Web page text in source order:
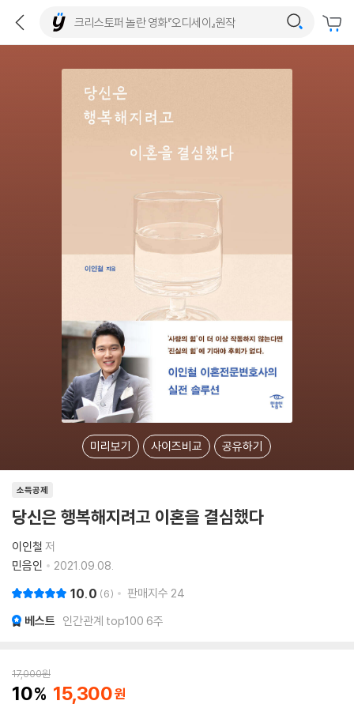
미리보기 사이즈비교 공유하기
소득공제
당신은 행복해지려고 이혼을 결심했다
이인철 저
민음인
2021.09.08.
10.0 6 판매지수 24
베스트 인간관계 top100 6주
17,000원
10 15,300